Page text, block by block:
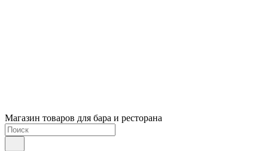
Магазин товаров для бара и ресторана